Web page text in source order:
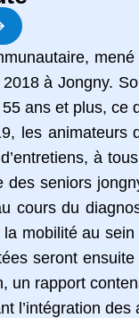
à Jongny.
ans et plus, ce
les
à
des seniors
cours du
mobilité au
seront
un rapport
l’intégration